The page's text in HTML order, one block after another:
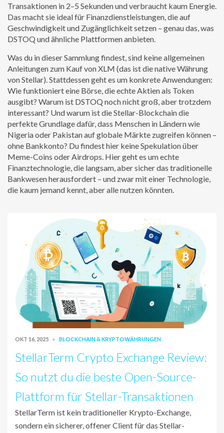
Transaktionen in 2–5 Sekunden und verbraucht kaum Energie.
Das macht sie ideal für Finanzdienstleistungen, die auf
Geschwindigkeit und Zugänglichkeit setzen – genau das, was
DSTOQ und ähnliche Plattformen anbieten.
Was du in dieser Sammlung findest, sind keine allgemeinen
Anleitungen zum Kauf von XLM (das ist die native Währung
von Stellar). Stattdessen geht es um konkrete Anwendungen:
Wie funktioniert eine Börse, die echte Aktien als Token
ausgibt? Warum ist DSTOQ noch nicht groß, aber trotzdem
interessant? Und warum ist die Stellar-Blockchain die
perfekte Grundlage dafür, dass Menschen in Ländern wie
Nigeria oder Pakistan auf globale Märkte zugreifen können –
ohne Bankkonto? Du findest hier keine Spekulation über
Meme-Coins oder Airdrops. Hier geht es um echte
Finanztechnologie, die langsam, aber sicher das traditionelle
Bankwesen herausfordert – und zwar mit einer Technologie,
die kaum jemand kennt, aber alle nutzen könnten.
OKT 16, 2025 BLOCKCHAIN & KRYPTOWÄHRUNGEN
StellarTerm Crypto Exchange Review:
So nutzt du die beste Open-Source-
Plattform für Stellar-Transaktionen
StellarTerm ist kein traditioneller Krypto-Exchange,
sondern ein sicherer, offener Client für das Stellar-